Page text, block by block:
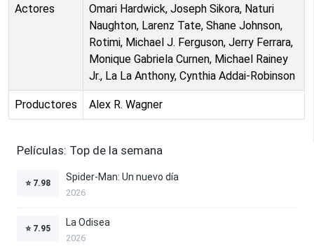
Actores
Omari Hardwick, Joseph Sikora, Naturi
Naughton, Larenz Tate, Shane Johnson,
Rotimi, Michael J. Ferguson, Jerry Ferrara,
Monique Gabriela Curnen, Michael Rainey
Jr., La La Anthony, Cynthia Addai-Robinson
Productores Alex R. Wagner
Películas: Top de la semana
⭐ 7.98
Spider-Man: Un nuevo día
2026
⭐ 7.95
La Odisea
2026